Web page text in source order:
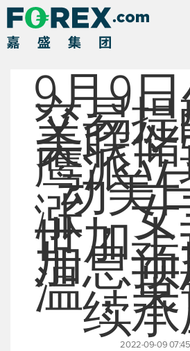
9月9
交易
美联
鹰派
动美
涨，
世加上
加息
温，续承
2022-09-09 07:45